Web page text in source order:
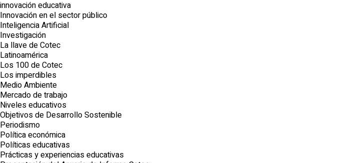
innovación educativa
Innovación en el sector público
Inteligencia Artificial
Investigación
La llave de Cotec
Latinoamérica
Los 100 de Cotec
Los imperdibles
Medio Ambiente
Mercado de trabajo
Niveles educativos
Objetivos de Desarrollo Sostenible
Periodismo
Política económica
Políticas educativas
Prácticas y experiencias educativas